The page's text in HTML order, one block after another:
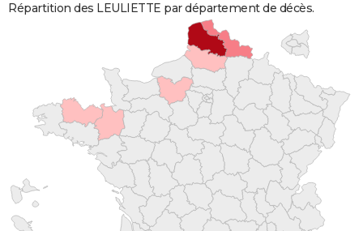
Répartition des LEULIETTE par département de décès.